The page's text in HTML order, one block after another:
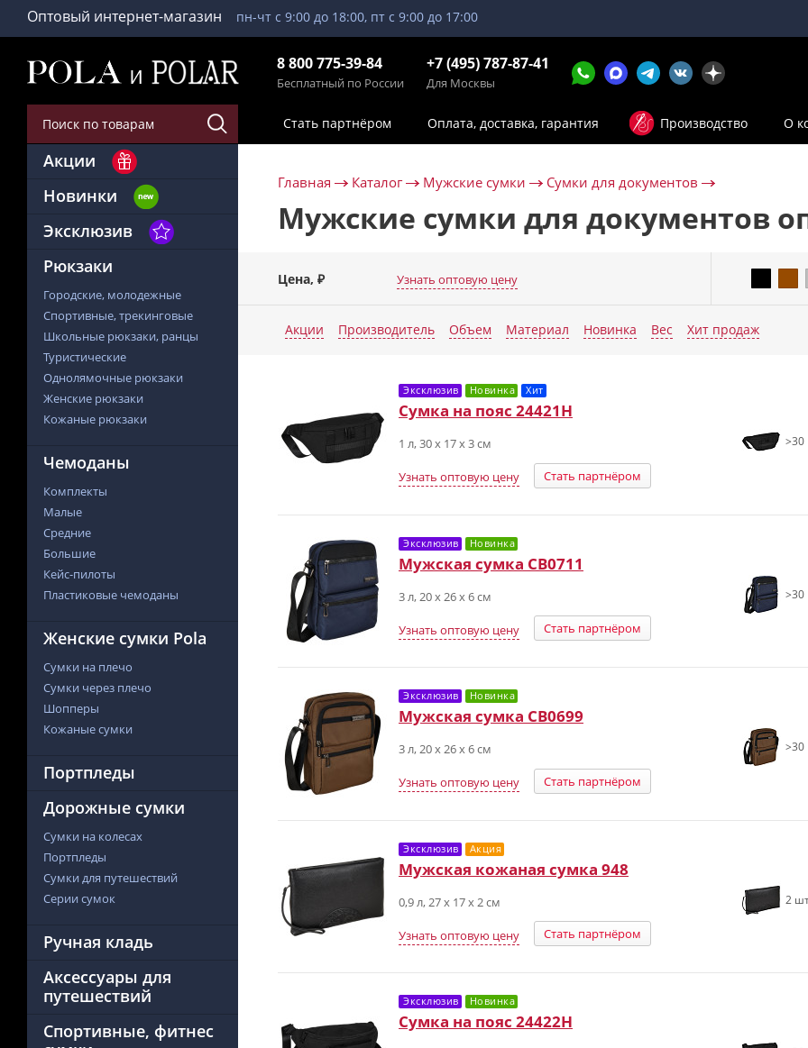
Оптовый интернет-магазин пн-чт с 9:00 до 18:00, пт с 9:00 до 17:00
8 800 775-39-84
Бесплатный по России
+7 (495) 787-87-41
Для Москвы
Стать партнёром Оплата, доставка, гарантия Производство О
Акции
Новинки
Эксклюзив
Рюкзаки
Городские, молодежные
Спортивные, трекинговые
Школьные рюкзаки, ранцы
Туристические
Однолямочные рюкзаки
Женские рюкзаки
Кожаные рюкзаки
Чемоданы
Комплекты
Малые
Средние
Большие
Кейс-пилоты
Пластиковые чемоданы
Женские сумки Pola
Сумки на плечо
Сумки через плечо
Шопперы
Кожаные сумки
Портпледы
Дорожные сумки
Сумки на колесах
Портпледы
Сумки для путешествий
Серии сумок
Ручная кладь
Аксессуары для
путешествий
Спортивные, фитнес
Главная Каталог Мужские сумки Сумки для документов
Мужские сумки для документов
Цена, ₽ Узнать оптовую цену
Акции Производитель Объем Материал Новинка Вес Хит продаж
Эксклюзив Новинка Хит
Сумка на пояс 24421H
1 л, 30 х 17 х 3 см
Узнать оптовую цену Стать партнёром
>30
Эксклюзив Новинка
Мужская сумка СВ0711
3 л, 20 х 26 х 6 см
Узнать оптовую цену Стать партнёром
>30
Эксклюзив Новинка
Мужская сумка СВ0699
3 л, 20 х 26 х 6 см
Узнать оптовую цену Стать партнёром
>30
Эксклюзив Акция
Мужская кожаная сумка 948
0,9 л, 27 х 17 х 2 см
Узнать оптовую цену Стать партнёром
2
Эксклюзив Новинка
Сумка на пояс 24422H